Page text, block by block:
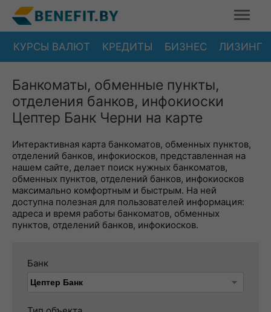
КУРСЫ ВАЛЮТ КРЕДИТЫ БИЗНЕС ЛИЗИНГ
Банкоматы, обменные пункты,
отделения банков, инфокиоски
Цептер Банк Черни на карте
Интерактивная карта банкоматов, обменных пунктов,
отделений банков, инфокиосков, представленная на
нашем сайте, делает поиск нужных банкоматов,
обменных пунктов, отделений банков, инфокиосков
максимально комфортным и быстрым. На ней
доступна полезная для пользователей информация:
адреса и время работы банкоматов, обменных
пунктов, отделений банков, инфокиосков.
Банк